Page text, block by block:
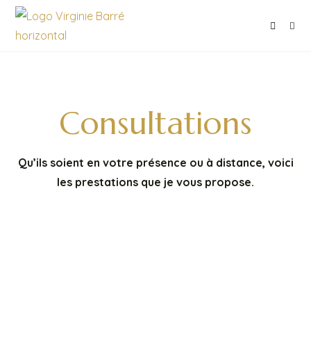
Consultations
Qu’ils soient en votre présence ou à distance, voici
les prestations que je vous propose.